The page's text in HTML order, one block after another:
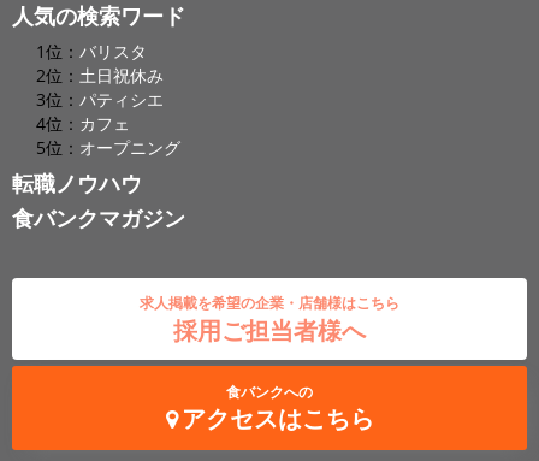
人気の検索ワード
1位： バリスタ
2位： 土日祝休み
3位： パティシエ
4位： カフェ
5位： オープニング
転職ノウハウ
食バンクマガジン
求人掲載を希望の企業・店舗様はこちら
採用ご担当者様へ
食バンクへの
アクセスはこちら